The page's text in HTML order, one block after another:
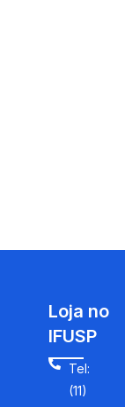
Loja no
IFUSP
Tel:
(11)